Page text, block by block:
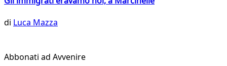
di Luca Mazza
Abbonati ad Avvenire